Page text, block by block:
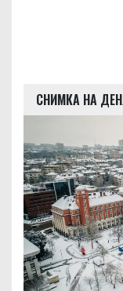
СНИМКА НА